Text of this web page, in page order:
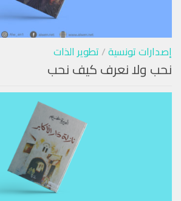
إصدارات تونسية/ تطوير الذات
نحب ولا نعرف كيف نحب